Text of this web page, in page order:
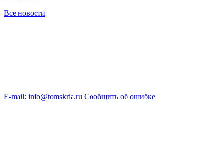
Все новости
E-mail: info@tomskria.ru Сообщить об ошибке